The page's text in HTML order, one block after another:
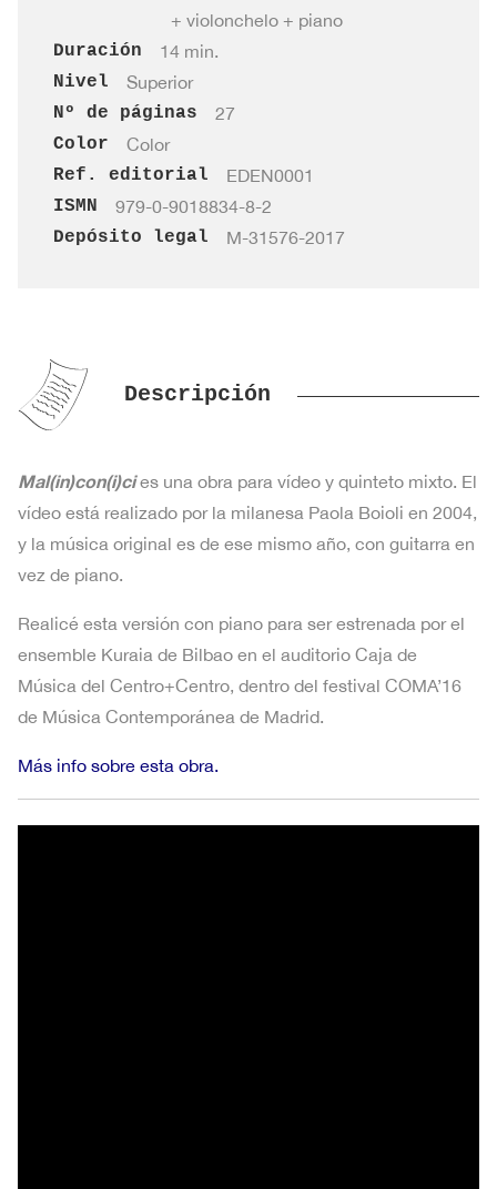
+ violonchelo + piano
Duración
14 min.
Nivel
Superior
Nº de páginas
27
Color
Color
Ref. editorial
EDEN0001
ISMN
979-0-9018834-8-2
Depósito legal
M-31576-2017
Descripción
Mal(in)con(i)cies una obra para vídeo y quinteto mixto. El
vídeo está realizado por la milanesa Paola Boioli en 2004,
y la música original es de ese mismo año, con guitarra en
vez de piano.
Realicé esta versión con piano para ser estrenada por el
ensemble Kuraia de Bilbao en el auditorio Caja de
Música del Centro+Centro, dentro del festival COMA’16
de Música Contemporánea de Madrid.
Más info sobre esta obra.